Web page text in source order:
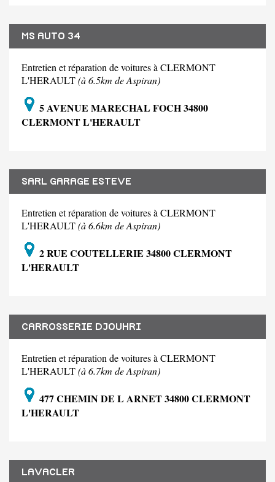
MS AUTO 34
Entretien et réparation de voitures à CLERMONT
L'HERAULT(à 6.5km de Aspiran)
5 AVENUE MARECHAL FOCH 34800
CLERMONT L'HERAULT
SARL GARAGE ESTEVE
Entretien et réparation de voitures à CLERMONT
L'HERAULT(à 6.6km de Aspiran)
2 RUE COUTELLERIE 34800 CLERMONT
L'HERAULT
CARROSSERIE DJOUHRI
Entretien et réparation de voitures à CLERMONT
L'HERAULT(à 6.7km de Aspiran)
477 CHEMIN DE L ARNET 34800 CLERMONT
L'HERAULT
LAVACLER